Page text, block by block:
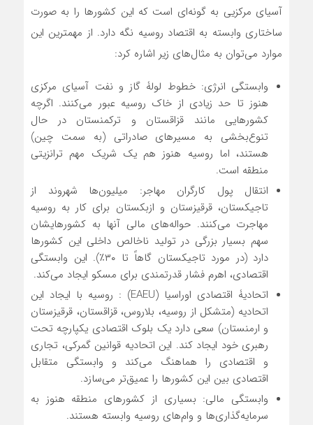
آسیای مرکزیی به گونه‌ای است که این کشورها را به صورت
ساختاری وابسته به اقتصاد روسیه نگه دارد. از مهمترین این
موارد می‌توان به مثال‌های زیر اشاره کرد:
وابستگی انرژی: خطوط لولۀ گاز و نفت آسیای مرکزی
هنوز تا حد زیادی از خاک روسیه عبور می‌کنند. اگرچه
کشورهایی مانند قزاقستان و ترکمنستان در حال
تنوع‌بخشی به مسیرهای صادراتی (به سمت چین)
هستند، اما روسیه هنوز هم یک شریک مهم ترانزیتی
منطقه است.
انتقال پول کارگران مهاجر: میلیون‌ها شهروند از
تاجیکستان، قرقیزستان و ازبکستان برای کار به روسیه
مهاجرت می‌کنند. حواله‌های مالی آنها به کشورهایشان
سهم بسیار بزرگی در تولید ناخالص داخلی این کشورها
دارد (در مورد تاجیکستان گاهاً تا ۳۰٪). این وابستگی
اقتصادی، اهرم فشار قدرتمندی برای مسکو ایجاد می‌کند.
اتحادیۀ اقتصادی اوراسیا (EAEU) :‌ روسیه با ایجاد این
اتحادیه (متشکل از روسیه، بلاروس، قزاقستان، قرقیزستان
و ارمنستان) سعی دارد یک بلوک اقتصادی یکپارچه تحت
رهبری خود ایجاد کند. این اتحادیه قوانین گمرکی، تجاری
و اقتصادی را هماهنگ می‌کند و وابستگی متقابل
اقتصادی بین این کشورها را عمیق‌تر می‌سازد.
وابستگی مالی: بسیاری از کشورهای منطقه هنوز به
سرمایه‌گذاری‌ها و وام‌های روسیه وابسته هستند.